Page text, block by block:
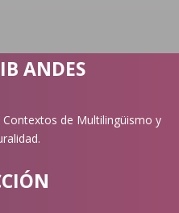
ANDES
Contextos de Multilingüismo y